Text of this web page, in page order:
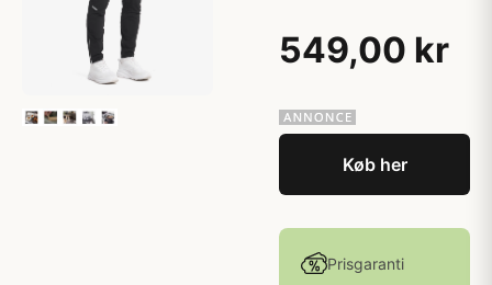
549,00 kr
Køb her
Prisgaranti